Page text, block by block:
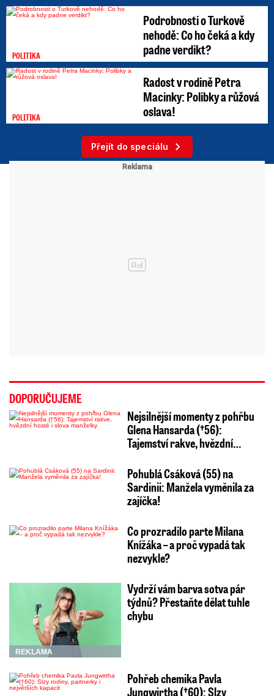
POLITIKA
Podrobnosti o Turkově
nehodě: Co ho čeká a kdy
padne verdikt?
POLITIKA
Radost v rodině Petra
Macinky: Polibky a růžová
oslava!
Přejít do speciálu
DOPORUČUJEME
Nejsilnější momenty z pohřbu
Glena Hansarda (†56):
Tajemství rakve, hvězdní…
Pohublá Csáková (55) na
Sardinii: Manžela vyměnila za
zajíčka!
Co prozradilo parte Milana
Knížáka – a proč vypadá tak
nezvykle?
REKLAMA
Vydrží vám barva sotva pár
týdnů? Přestaňte dělat tuhle
chybu
Pohřeb chemika Pavla
Jungwirtha (†60): Slzy